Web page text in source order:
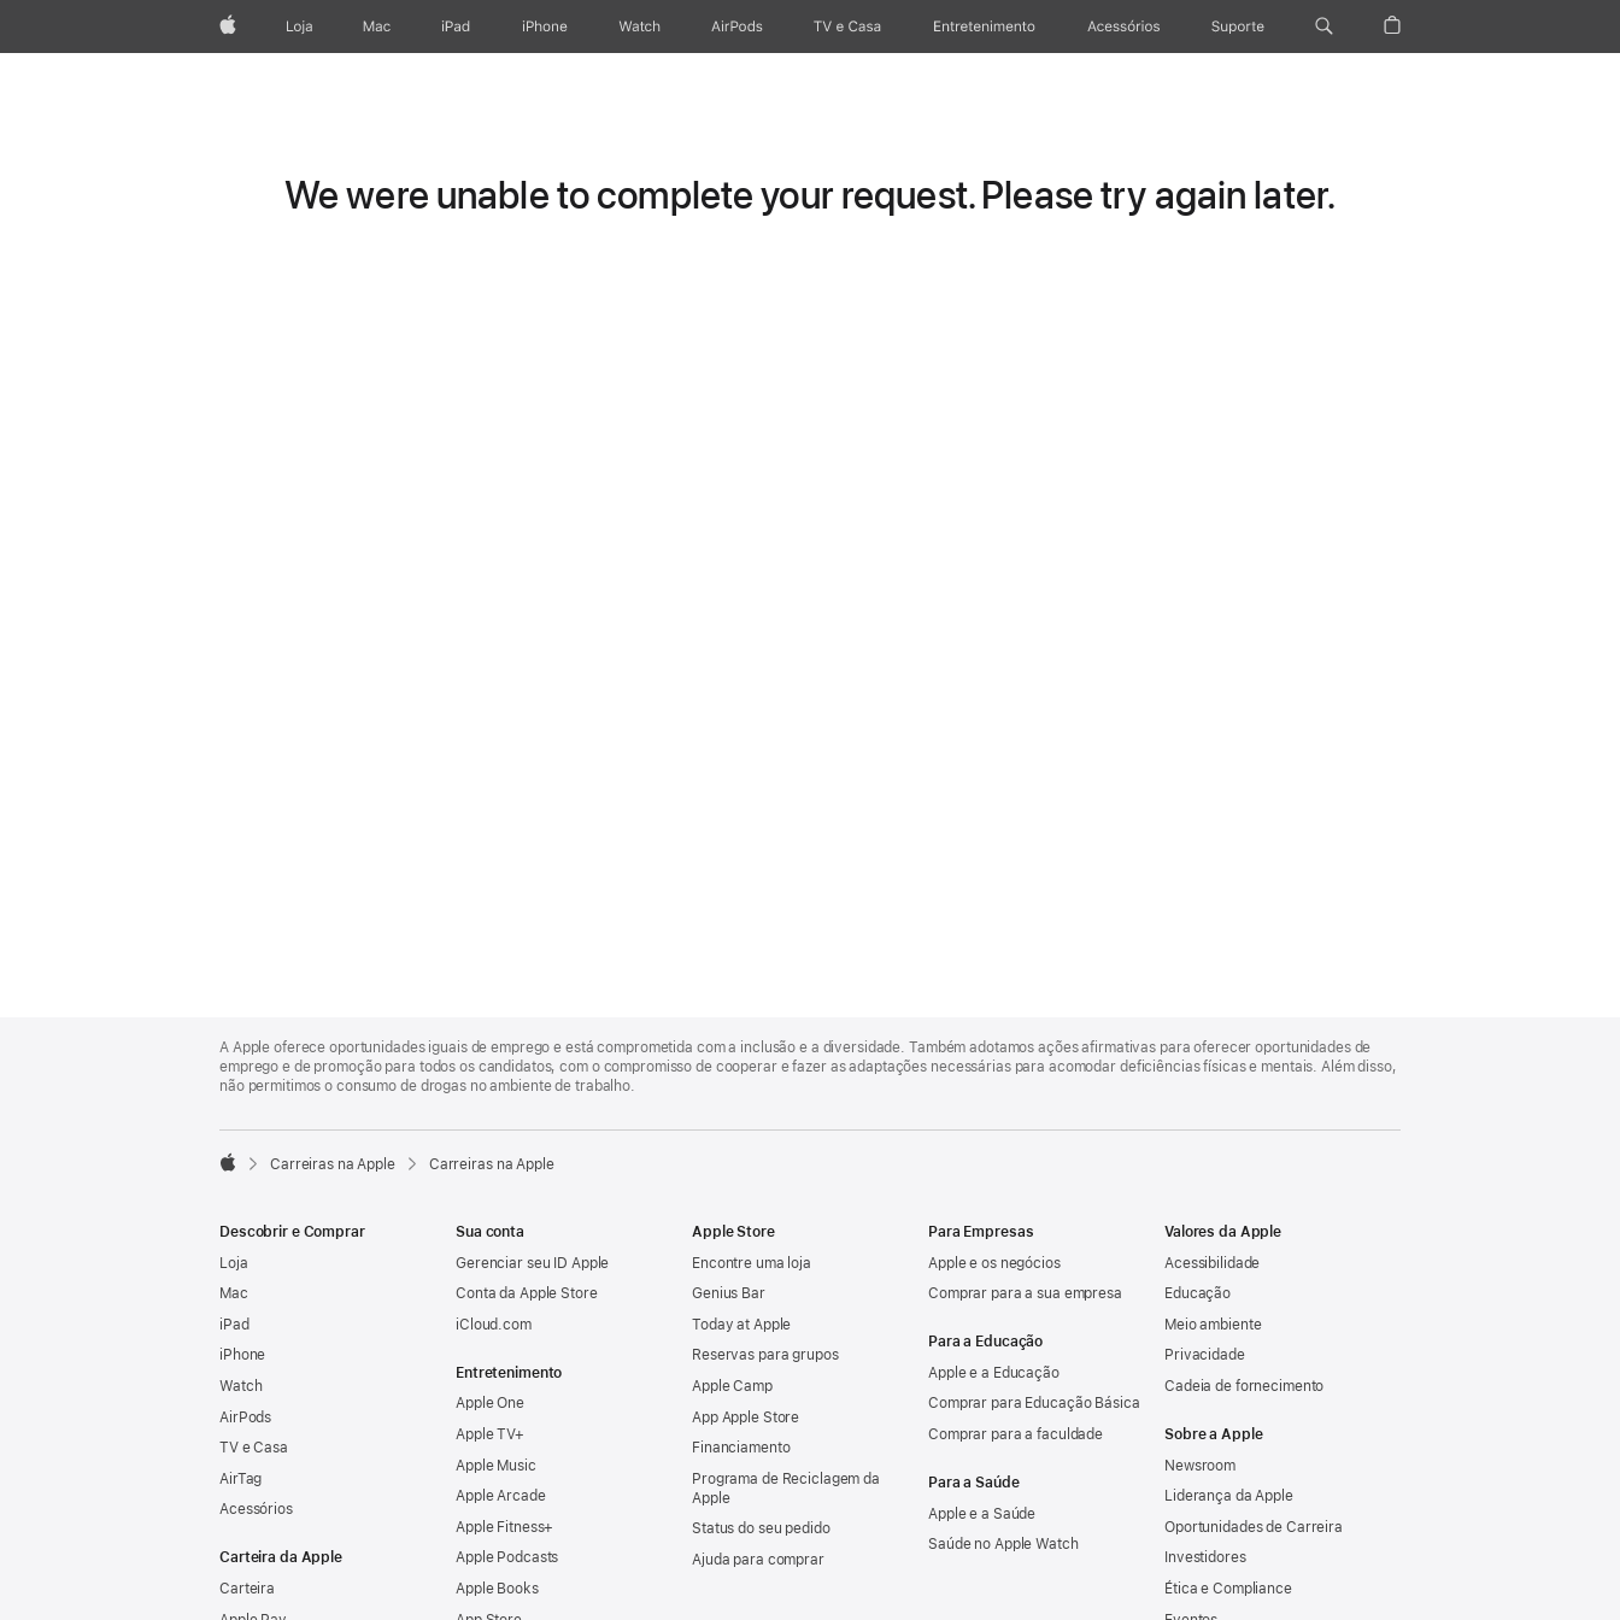
AppleLoja Mac iPad iPhone Apple Watch AirPods TV e Casa Entretenimento Acessórios Suporte
We were unable to complete your request. Please try again later.
Footer
A Apple oferece oportunidades iguais de emprego e está comprometida com a inclusão e a diversidade. Também adotamos ações afirmativas para oferecer oportunidades de
emprego e de promoção para todos os candidatos, com o compromisso de cooperar e fazer as adaptações necessárias para acomodar deficiências físicas e mentais. Além disso,
não permitimos o consumo de drogas no ambiente de trabalho.

Carreiras na Apple Carreiras na Apple
Descobrir e Comprar
Loja
Mac
iPad
iPhone
Watch
AirPods
TV e Casa
AirTag
Acessórios
Carteira da Apple
Carteira
Sua conta
Gerenciar seu ID Apple
Conta da Apple Store
iCloud.com
Entretenimento
Apple One
Apple TV+
Apple Music
Apple Arcade
Apple Fitness+
Apple Podcasts
Apple Books
Apple Store
Encontre uma loja
Genius Bar
Today at Apple
Reservas para grupos
Apple Camp
App Apple Store
Financiamento
Programa de Reciclagem da
Apple
Status do seu pedido
Ajuda para comprar
Para Empresas
Apple e os negócios
Comprar para a sua empresa
Para a Educação
Apple e a Educação
Comprar para Educação Básica
Comprar para a faculdade
Para a Saúde
Apple e a Saúde
Saúde no Apple Watch
Valores da Apple
Acessibilidade
Educação
Meio ambiente
Privacidade
Cadeia de fornecimento
Sobre a Apple
Newsroom
Liderança da Apple
Oportunidades de Carreira
Investidores
Ética e Compliance